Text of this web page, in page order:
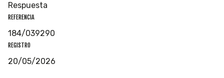
Respuesta
REFERENCIA
184/039290
REGISTRO
20/05/2026